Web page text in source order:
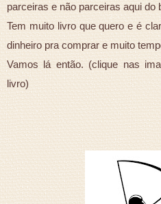
parceiras e não parceiras aqui do
Tem muito livro que quero e é
dinheiro pra comprar e muito
Vamos lá então. (clique nas
livro)